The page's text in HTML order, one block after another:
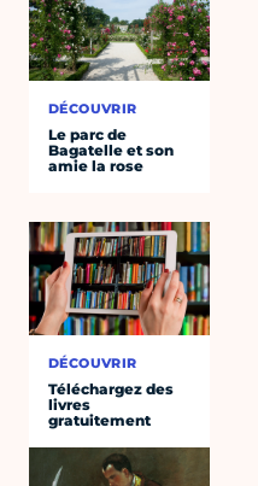
DÉCOUVRIR
Le parc de
Bagatelle et son
amie la rose
DÉCOUVRIR
Téléchargez des
livres
gratuitement